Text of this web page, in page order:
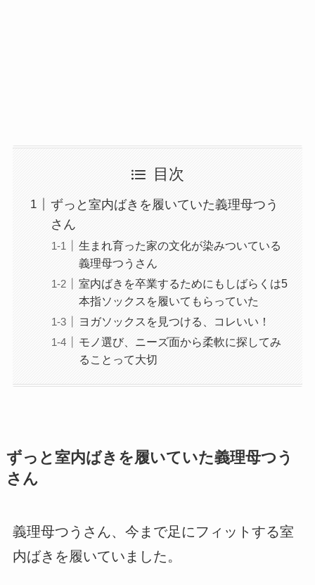
目次
ずっと室内ばきを履いていた義理母つう
さん
生まれ育った家の文化が染みついている
義理母つうさん
室内ばきを卒業するためにもしばらくは5
本指ソックスを履いてもらっていた
ヨガソックスを見つける、コレいい！
モノ選び、ニーズ面から柔軟に探してみ
ることって大切
ずっと室内ばきを履いていた義理母つう
さん
義理母つうさん、今まで足にフィットする室
内ばきを履いていました。